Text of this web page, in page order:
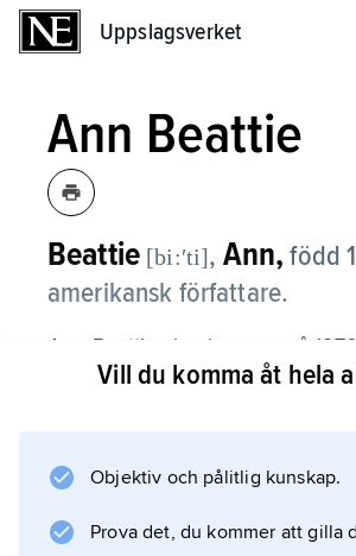
Uppslagsverket
Ann Beattie
Beattie [bi:ʹti], Ann, född
amerikansk författare.
Ann Beattie slog igenom på
sede- och miljöskildrare. Hennes
(1976; ”Djupt i vinterkylan”),
(1980; ”Allt faller på plats”),
Vill du komma åt hela
Objektiv och pålitlig kunskap.
Prova det, du kommer att gilla